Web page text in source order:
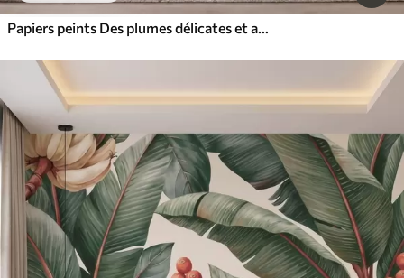
Papiers peints Des plumes délicates et aériennes, nimbées d'une brume rose-pêche aux reflets chatoyants